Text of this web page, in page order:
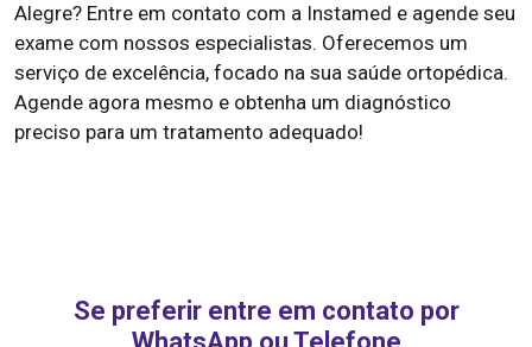
Alegre? Entre em contato com a Instamed e agende seu
exame com nossos especialistas. Oferecemos um
serviço de excelência, focado na sua saúde ortopédica.
Agende agora mesmo e obtenha um diagnóstico
preciso para um tratamento adequado!
Se preferir entre em contato por